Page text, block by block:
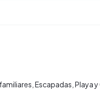
Escapadas, Playa y